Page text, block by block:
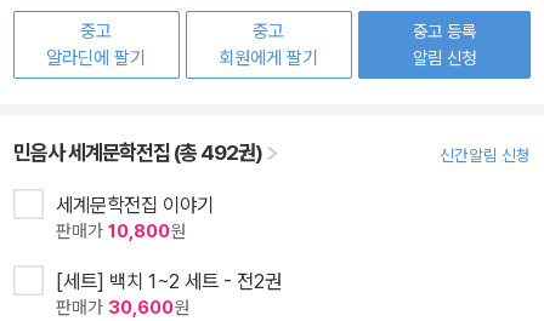
중고
알라딘에 팔기
중고
회원에게 팔기
중고 등록
알림 신청
민음사 세계문학전집 (총 492권) 신간알림 신청
세계문학전집 이야기
판매가 10,800원
[세트] 백치 1~2 세트 - 전2권
판매가 30,600원